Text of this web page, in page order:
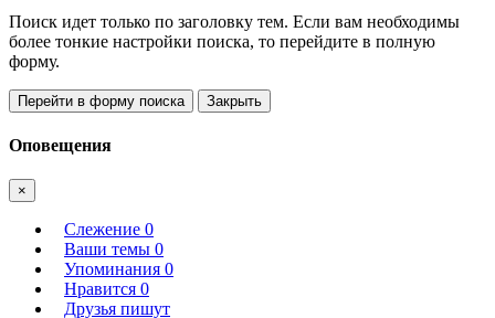
Поиск идет только по заголовку тем. Если вам необходимы
более тонкие настройки поиска, то перейдите в полную
форму.
Перейти в форму поиска Закрыть
Оповещения
×
Слежение 0
Ваши темы 0
Упоминания 0
Нравится 0
Друзья пишут